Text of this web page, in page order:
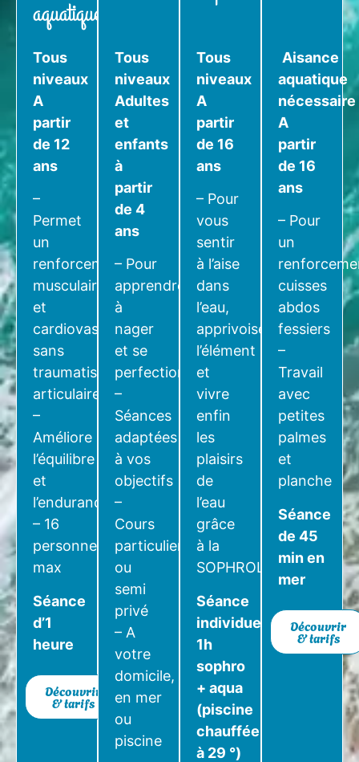
aquatique
Tous
niveaux
A
partir
de 12
ans
–
Permet
un
renforcement
musculaire
et
cardiovasculaire
sans
traumatisme
articulaire
–
Améliore
l’équilibre
et
l’endurance
– 16
personnes
max
Séance
d’1
heure
Découvrir
& tarifs
Tous
niveaux
Adultes
et
enfants
à
partir
de 4
ans
– Pour
apprendre
à
nager
et se
perfectionner
–
Séances
adaptées
à vos
objectifs
–
Cours
particulier
ou
semi
privé
– A
votre
domicile,
en mer
ou
piscine
Tous
niveaux
A
partir
de 16
ans
– Pour
vous
sentir
à l’aise
dans
l’eau,
apprivoiser
l’élément
et
vivre
enfin
les
plaisirs
de
l’eau
grâce
à la
SOPHROLOGIE
Séance
individuelle
1h
sophro
+ aqua
(piscine
chauffée
à 29 °)
Aisance
aquatique
nécessaire
A
partir
de 16
ans
– Pour
un
cuisses
abdos
fessiers
–
Travail
avec
petites
palmes
et
planche
Séance
de 45
min en
mer
Découvrir
& tarifs